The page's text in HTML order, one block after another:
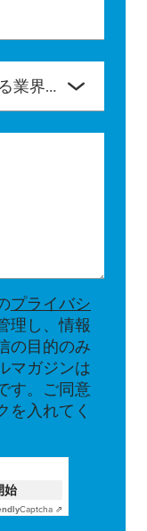
お問い合わせの製品に関する業界をご選択ください。
プライバシ
理し、情報
の目的のみ
マガジンは
す。ご同意
を入れてく
始
Captcha ⇗